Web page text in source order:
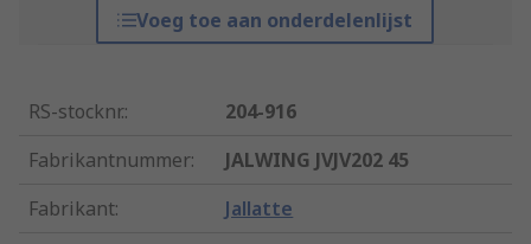
Voeg toe aan onderdelenlijst
RS-stocknr.:
204-916
Fabrikantnummer:
JALWING JVJV202 45
Fabrikant: Jallatte